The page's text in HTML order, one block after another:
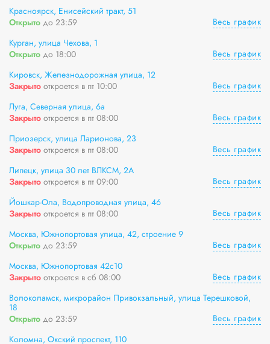
Красноярск, Енисейский тракт, 51
Открыто до 23:59
Весь график
Курган, улица Чехова, 1
Открыто до 18:00
Весь график
Кировск, Железнодорожная улица, 12
Закрыто откроется в пт 10:00
Весь график
Луга, Северная улица, 6а
Закрыто откроется в пт 08:00
Весь график
Приозерск, улица Ларионова, 23
Закрыто откроется в пт 08:00
Весь график
Липецк, улица 30 лет ВЛКСМ, 2А
Закрыто откроется в пт 09:00
Весь график
Йошкар-Ола, Водопроводная улица, 46
Закрыто откроется в пт 08:00
Весь график
Москва, Южнопортовая улица, 42, строение 9
Открыто до 23:59
Весь график
Москва, Южнопортовая 42с10
Закрыто откроется в сб 08:00
Весь график
Волоколамск, микрорайон Привокзальный, улица Терешковой,
18
Открыто до 23:59
Весь график
Коломна, Окский проспект, 110